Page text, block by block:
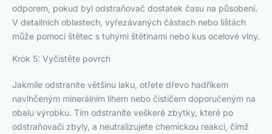
odporem, pokud byl odstraňovač dostatek času na působení.
V detailních oblastech, vyřezávaných částech nebo lištách
může pomoci štětec s tuhými štětinami nebo kus ocelové vlny.
Krok 5: Vyčistěte povrch
Jakmile odstraníte většinu laku, otřete dřevo hadříkem
navlhčeným minerálním lihem nebo čističem doporučeným na
obalu výrobku. Tím odstraníte veškeré zbytky, které po
odstraňovači zbyly, a neutralizujete chemickou reakci, čímž